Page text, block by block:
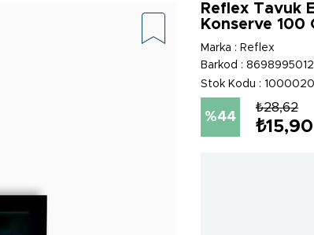
Reflex Tavuk
Konserve 100
Marka : Reflex
Barkod :
Stok Kodu
44
₺28,62
₺15,90